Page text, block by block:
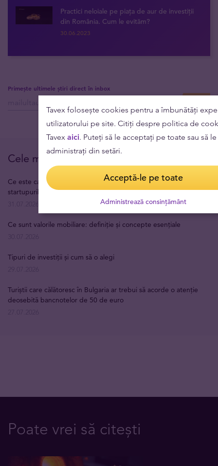
Practici neloiale pe piața de aur de investiții
din România. Cum le evităm?
30.06.2023
Primește ultimele știri direct în inbox
Cele mai citite
Ce este capitalul de risc și cum funcționează finanțarea
startupurilor
Ce sunt valorile mobiliare: definiție și concepte esențiale
Tipuri de investiții și cum să o alegi
Turiștii care călătoresc în Bulgaria ar trebui să acorde o atenție
deosebită bancnotelor de 50 de euro
Poate vrei să citești
Tavex folosește cookies pentru a îmbunătăți
utilizatorului pe site. Citiți despre politica de
Tavex aici. Puteți să le acceptați pe toate sau să le
administrați din setări.
Acceptă-le pe toate
Administrează consințământ